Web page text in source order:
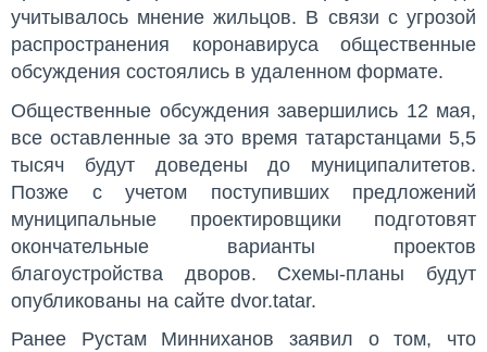
учитывалось мнение жильцов. В связи с угрозой
распространения коронавируса общественные
обсуждения состоялись в удаленном формате.
Общественные обсуждения завершились 12 мая,
все оставленные за это время татарстанцами 5,5
тысяч будут доведены до муниципалитетов.
Позже с учетом поступивших предложений
муниципальные проектировщики подготовят
окончательные варианты проектов
благоустройства дворов. Схемы-планы будут
опубликованы на сайте dvor.tatar.
Ранее Рустам Минниханов заявил о том, что